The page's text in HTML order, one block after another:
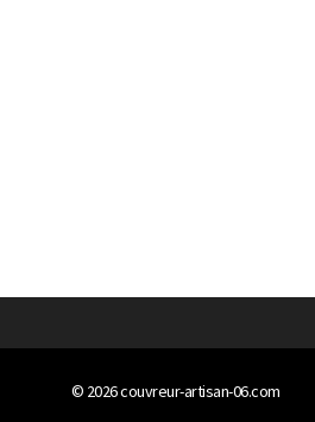
© 2026couvreur-artisan-06.com